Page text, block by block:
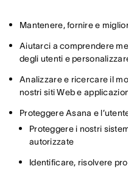
Mantenere, fornire e
Aiutarci a comprendere
degli utenti e
Analizzare e ricercare il
nostri siti Web e
Proteggere Asana e
Proteggere i nostri
autorizzate
Identificare, risolvere